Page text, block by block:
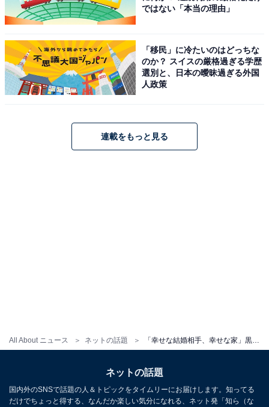
All About ニュース ネットの話題
ではない「本当の理由」
「移民」に冷たいのはどっちな
のか？ スイスの厳格過ぎる学歴
選別と、日本の曖昧過ぎる外国
人政策
連載をもっと見る
ネットの話題
国内外のSNSで話題の人＆トピックをタイムリーにお届けします。知ってる
だけでちょっと得する、なんだか楽しい気分になれる、ネット発「知ら（な